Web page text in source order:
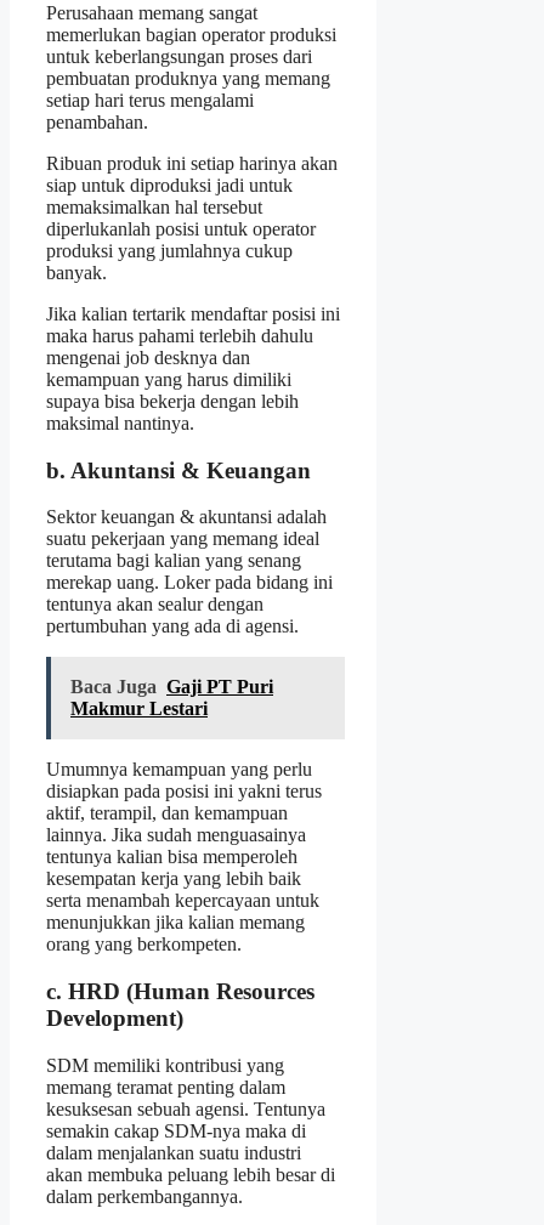
Perusahaan memang sangat
memerlukan bagian operator produksi
untuk keberlangsungan proses dari
pembuatan produknya yang memang
setiap hari terus mengalami
penambahan.
Ribuan produk ini setiap harinya akan
siap untuk diproduksi jadi untuk
memaksimalkan hal tersebut
diperlukanlah posisi untuk operator
produksi yang jumlahnya cukup
banyak.
Jika kalian tertarik mendaftar posisi ini
maka harus pahami terlebih dahulu
mengenai job desknya dan
kemampuan yang harus dimiliki
supaya bisa bekerja dengan lebih
maksimal nantinya.
b. Akuntansi & Keuangan
Sektor keuangan & akuntansi adalah
suatu pekerjaan yang memang ideal
terutama bagi kalian yang senang
merekap uang. Loker pada bidang ini
tentunya akan sealur dengan
pertumbuhan yang ada di agensi.
Baca Juga Gaji PT Puri
Makmur Lestari
Umumnya kemampuan yang perlu
disiapkan pada posisi ini yakni terus
aktif, terampil, dan kemampuan
lainnya. Jika sudah menguasainya
tentunya kalian bisa memperoleh
kesempatan kerja yang lebih baik
serta menambah kepercayaan untuk
menunjukkan jika kalian memang
orang yang berkompeten.
c. HRD (Human Resources
Development)
SDM memiliki kontribusi yang
memang teramat penting dalam
kesuksesan sebuah agensi. Tentunya
semakin cakap SDM-nya maka di
dalam menjalankan suatu industri
akan membuka peluang lebih besar di
dalam perkembangannya.